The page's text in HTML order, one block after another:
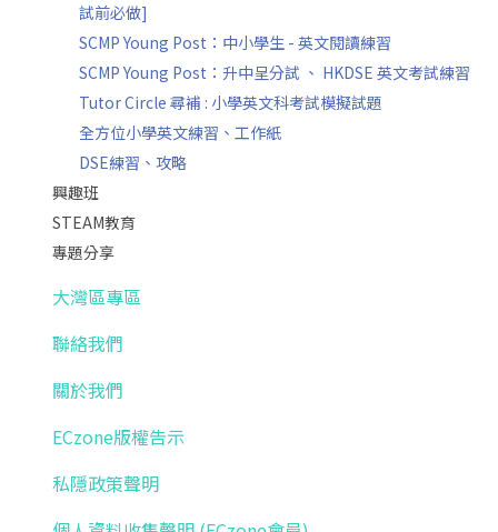
試前必做]
SCMP Young Post：中小學生 - 英文閱讀練習
SCMP Young Post：升中呈分試 、 HKDSE 英文考試練習
Tutor Circle 尋補 : 小學英文科考試模擬試題
全方位小學英文練習、工作紙
DSE練習、攻略
興趣班
STEAM教育
專題分享
大灣區專區
聯絡我們
關於我們
ECzone版權告示
私隱政策聲明